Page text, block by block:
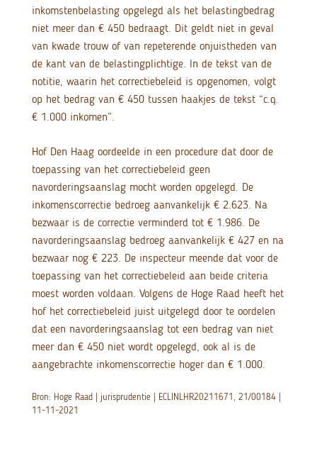
inkomstenbelasting opgelegd als het belastingbedrag
niet meer dan € 450 bedraagt. Dit geldt niet in geval
van kwade trouw of van repeterende onjuistheden van
de kant van de belastingplichtige. In de tekst van de
notitie, waarin het correctiebeleid is opgenomen, volgt
op het bedrag van € 450 tussen haakjes de tekst “c.q.
€ 1.000 inkomen”.
Hof Den Haag oordeelde in een procedure dat door de
toepassing van het correctiebeleid geen
navorderingsaanslag mocht worden opgelegd. De
inkomenscorrectie bedroeg aanvankelijk € 2.623. Na
bezwaar is de correctie verminderd tot € 1.986. De
navorderingsaanslag bedroeg aanvankelijk € 427 en na
bezwaar nog € 223. De inspecteur meende dat voor de
toepassing van het correctiebeleid aan beide criteria
moest worden voldaan. Volgens de Hoge Raad heeft het
hof het correctiebeleid juist uitgelegd door te oordelen
dat een navorderingsaanslag tot een bedrag van niet
meer dan € 450 niet wordt opgelegd, ook al is de
aangebrachte inkomenscorrectie hoger dan € 1.000.
Bron: Hoge Raad | jurisprudentie | ECLINLHR20211671, 21/00184 |
11-11-2021